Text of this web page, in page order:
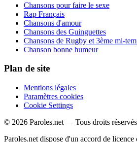
Chansons pour faire le sexe
Rap Français
Chansons d'amour
Chansons des Guinguettes
Chansons de Rugby et 3ème mi-
Chanson bonne humeur
Plan de site
Mentions légales
Paramètres cookies
Cookie Settings
© 2026 Paroles.net — Tous droits réservés
Paroles.net dispose d'un accord de licence